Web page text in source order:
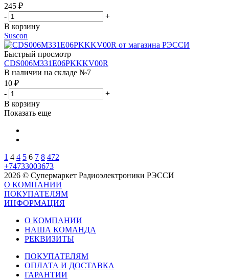
245 ₽
-
+
В корзину
Suscon
Быстрый просмотр
CDS006M331E06PKKKV00R
В наличии на складе №7
10 ₽
-
+
В корзину
Показать еще
1 4 4 5 6 7 8 472
+74733003673
2026 © Супермаркет Радиоэлектроники РЭССИ
О КОМПАНИИ
ПОКУПАТЕЛЯМ
ИНФОРМАЦИЯ
О КОМПАНИИ
НАША КОМАНДА
РЕКВИЗИТЫ
ПОКУПАТЕЛЯМ
ОПЛАТА И ДОСТАВКА
ГАРАНТИИ